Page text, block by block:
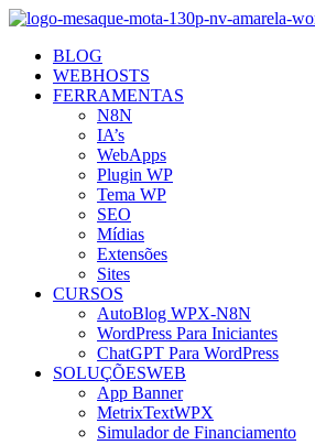
BLOG
WEBHOSTS
FERRAMENTAS
N8N
IA’s
WebApps
Plugin WP
Tema WP
SEO
Mídias
Extensões
Sites
CURSOS
AutoBlog WPX-N8N
WordPress Para Iniciantes
ChatGPT Para WordPress
SOLUÇÕESWEB
App Banner
MetrixTextWPX
Simulador de Financiamento